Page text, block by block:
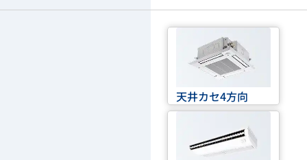
天井カセ4方向